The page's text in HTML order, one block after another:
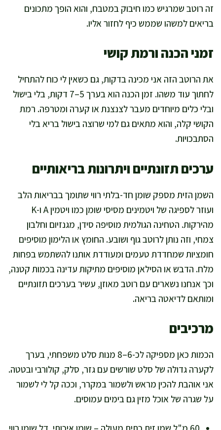
זה רוטב שמרגיש כמו חיבוק במטבח, והוא הופך מתכונים
בריאים למשהו שממש כיף לחזור אליו.
זמני הכנה ורמת קושי
את הרוטב הזה אני מכינה בדקות, גם כשאין לי כוח להתחיל
לחתוך עוד משהו. זמן הכנה הוא בערך 5–7 דקות, בלי בישול
ובלי כלים מיוחדים מעבר לצנצנת או קערה ומטרפה. רמת
הקושי קלה, והוא מתאים גם למי שרוצה בישול בריא בלי
הסתבכויות.
ערכים תזונתיים ויתרונות בריאותיים
השמן הזית מספק שומן חד-בלתי רווי שתומך בבריאות הלב
ועוזר לספיגה של ויטמינים מסיסי שומן כמו ויטמין A ו-K
מהירקות. הטחינה הגולמית מוסיפה סידן, מגנזיום וחלבון
צמחי, וזה נותן לרוטב גוף ושובע. החומץ או הלימון מוסיפים
חומציות שמחדדת טעמים ומעודדת אותנו להשתמש בפחות
מלח. הדבש או הסילאן מוסיפים מתיקות עדינה בכמות קטנה,
וכך אנחנו נשארים עם רוטב מאוזן, עשיר בערכים תזונתיים
ומותאם לדיאטה בריאה.
מרכיבים
הכמות כאן מספיקה לכ-6–8 מנות סלט משפחתי, בערך
לקערה גדולה של סלט שורשים עם גזר, סלק, קולורבי ובטטה.
אני אוהבת להכין מראש ולשמור במקרר, וככה קל לי לשמור
על שגרה של אוכל מזין גם בימים עמוסים.